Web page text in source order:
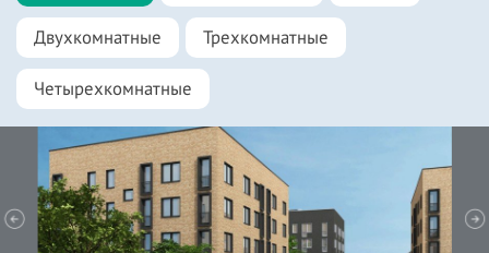
Двухкомнатные Трехкомнатные
Четырехкомнатные